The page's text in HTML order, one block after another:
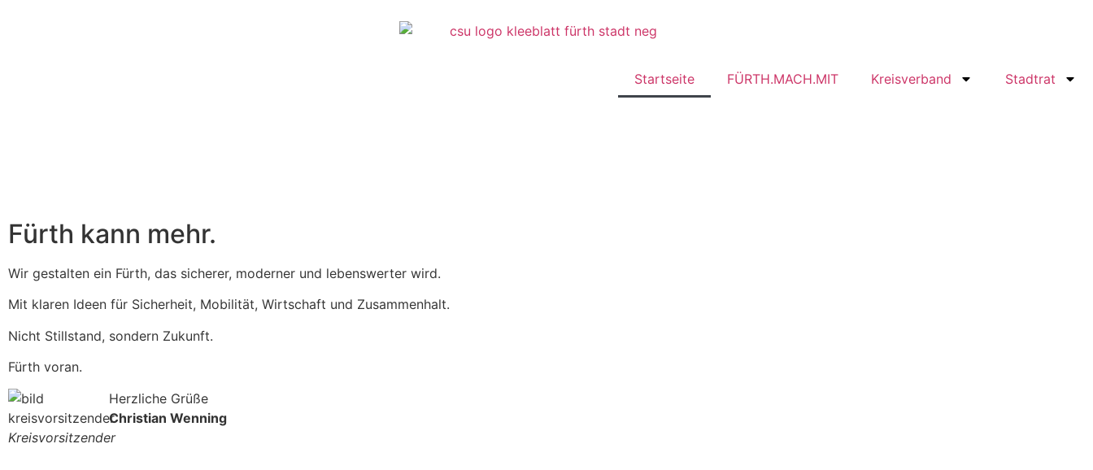
Startseite FÜRTH.MACH.MIT Kreisverband Stadtrat
Fürth kann mehr.
Wir gestalten ein Fürth, das sicherer, moderner und lebenswerter wird.
Mit klaren Ideen für Sicherheit, Mobilität, Wirtschaft und Zusammenhalt.
Nicht Stillstand, sondern Zukunft.
Fürth voran.
Herzliche Grüße
Christian Wenning
Kreisvorsitzender